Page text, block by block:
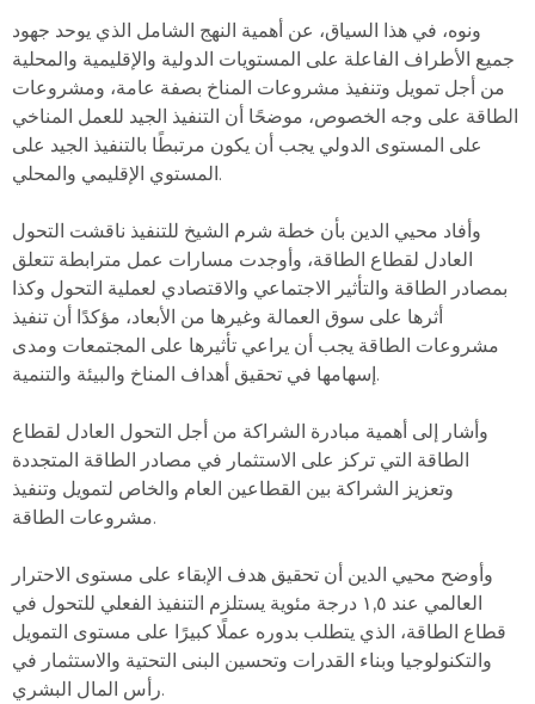
ونوه، في هذا السياق، عن أهمية النهج الشامل الذي يوحد جهود
جميع الأطراف الفاعلة على المستويات الدولية والإقليمية والمحلية
من أجل تمويل وتنفيذ مشروعات المناخ بصفة عامة، ومشروعات
الطاقة على وجه الخصوص، موضحًا أن التنفيذ الجيد للعمل المناخي
على المستوى الدولي يجب أن يكون مرتبطًا بالتنفيذ الجيد على
المستوي الإقليمي والمحلي.
وأفاد محيي الدين بأن خطة شرم الشيخ للتنفيذ ناقشت التحول
العادل لقطاع الطاقة، وأوجدت مسارات عمل مترابطة تتعلق
بمصادر الطاقة والتأثير الاجتماعي والاقتصادي لعملية التحول وكذا
أثرها على سوق العمالة وغيرها من الأبعاد، مؤكدًا أن تنفيذ
مشروعات الطاقة يجب أن يراعي تأثيرها على المجتمعات ومدى
إسهامها في تحقيق أهداف المناخ والبيئة والتنمية.
وأشار إلى أهمية مبادرة الشراكة من أجل التحول العادل لقطاع
الطاقة التي تركز على الاستثمار في مصادر الطاقة المتجددة
وتعزيز الشراكة بين القطاعين العام والخاص لتمويل وتنفيذ
مشروعات الطاقة.
وأوضح محيي الدين أن تحقيق هدف الإبقاء على مستوى الاحترار
العالمي عند ١,٥ درجة مئوية يستلزم التنفيذ الفعلي للتحول في
قطاع الطاقة، الذي يتطلب بدوره عملًا كبيرًا على مستوى التمويل
والتكنولوجيا وبناء القدرات وتحسين البنى التحتية والاستثمار في
رأس المال البشري.